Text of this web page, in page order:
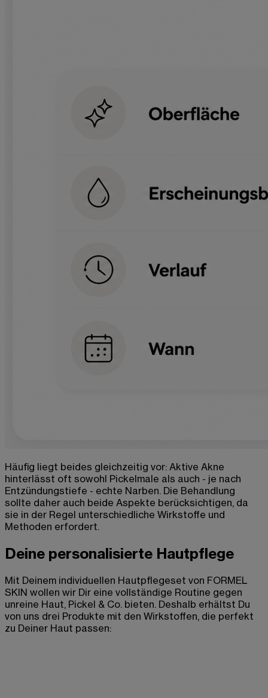
Häufig liegt beides gleichzeitig vor: Aktive Akne
hinterlässt oft sowohl Pickelmale als auch - je nach
Entzündungstiefe - echte Narben. Die Behandlung
sollte daher auch beide Aspekte berücksichtigen, da
sie in der Regel unterschiedliche Wirkstoffe und
Methoden erfordert.
Deine personalisierte Hautpflege
Mit Deinem individuellen Hautpflegeset von FORMEL
SKIN wollen wir Dir eine vollständige Routine gegen
unreine Haut, Pickel & Co. bieten. Deshalb erhältst Du
von uns drei Produkte mit den Wirkstoffen, die perfekt
zu Deiner Haut passen: